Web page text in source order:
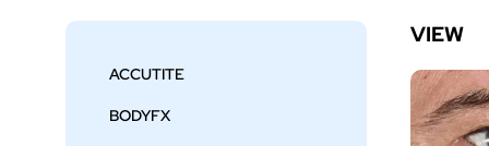
ACCUTITE
BODYFX
VIEW